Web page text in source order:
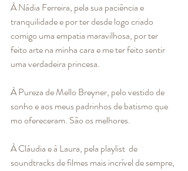
À Nádia Ferreira, pela sua paciência e
tranquilidade e por ter desde logo criado
comigo uma empatia maravilhosa, por ter
feito arte na minha cara e me ter feito sentir
uma verdadeira princesa.
À Pureza de Mello Breyner, pelo vestido de
sonho e aos meus padrinhos de batismo que
mo ofereceram. São os melhores.
À Cláudia e à Laura, pela playlist  de
soundtracks de filmes mais incrível de sempre,